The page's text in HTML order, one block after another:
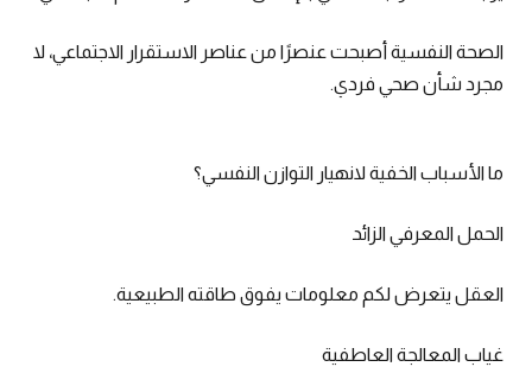
الصحة النفسية أصبحت عنصرًا من عناصر الاستقرار الاجتماعي، لا
مجرد شأن صحي فردي.
ما الأسباب الخفية لانهيار التوازن النفسي؟
الحمل المعرفي الزائد
العقل يتعرض لكم معلومات يفوق طاقته الطبيعية.
غياب المعالجة العاطفية